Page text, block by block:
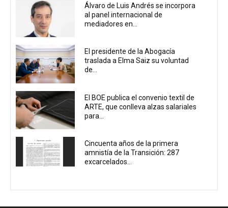
Álvaro de Luis Andrés se incorpora
al panel internacional de
mediadores en...
El presidente de la Abogacía
traslada a Elma Saiz su voluntad
de...
El BOE publica el convenio textil de
ARTE, que conlleva alzas salariales
para...
Cincuenta años de la primera
amnistía de la Transición: 287
excarcelados...